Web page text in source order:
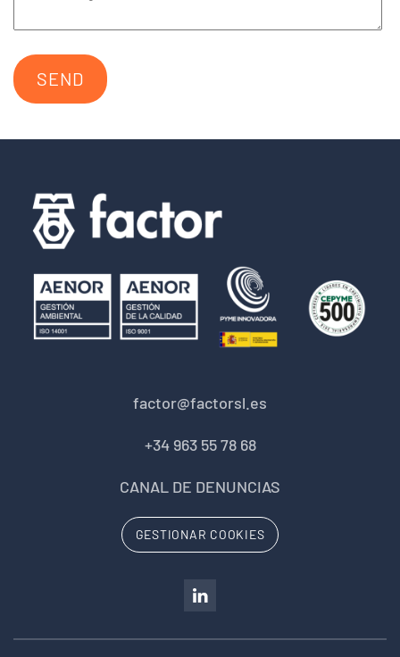
SEND
factor@factorsl.es
+34 963 55 78 68
CANAL DE DENUNCIAS
GESTIONAR COOKIES